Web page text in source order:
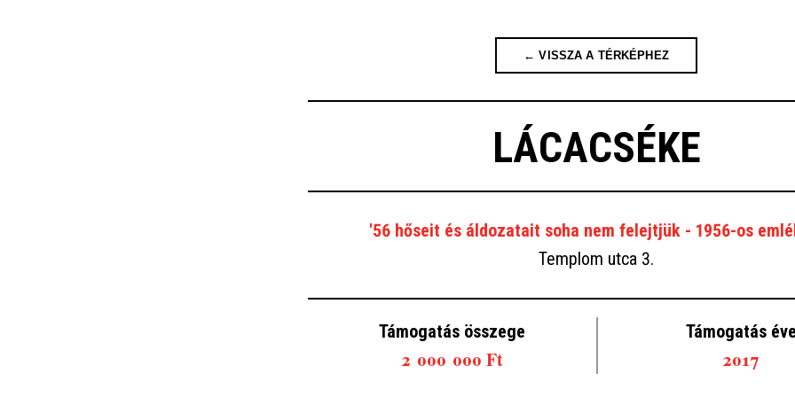
← VISSZA A TÉRKÉPHEZ
LÁCACSÉKE
'56 hőseit és áldozatait soha nem felejtjük - 1956-os
Templom utca 3.
Támogatás összege
2 000 000 Ft
Támogatás éve
2017